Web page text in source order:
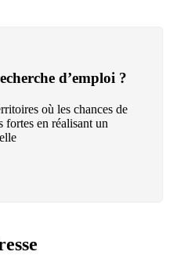
d’emploi ?
où les chances de
en réalisant un